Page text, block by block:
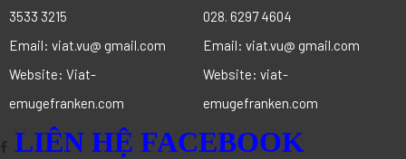
3533 3215
Email: viat.vu@ gmail.com
Website: Viat-
emugefranken.com
028. 6297 4604
Email: viat.vu@ gmail.com
Website: viat-
emugefranken.com
LIÊN HỆ FACEBOOK